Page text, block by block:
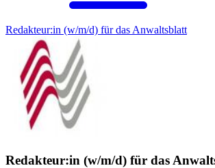
Redakteur:in (w/m/d) für das Anwaltsblatt
Redakteur:in (w/m/d) für das